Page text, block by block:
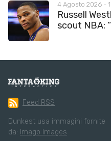
4 Agosto 2026 -
Russell
scout NBA:
Feed RSS
Dunkest usa immagini fornite
da: Imago Images